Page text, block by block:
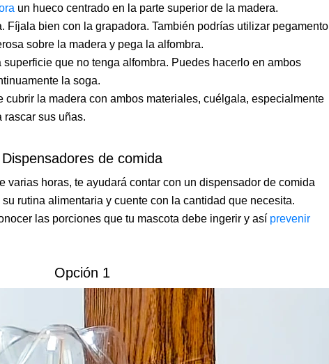
un hueco centrado en la parte superior de la madera.
Fíjala bien con la grapadora. También podrías utilizar pegamento
sobre la madera y pega la alfombra.
que no tenga alfombra. Puedes hacerlo en ambos
la soga.
cubrir la madera con ambos materiales, cuélgala, especialmente
rascar sus uñas.
Dispensadores de comida
varias horas, te ayudará contar con un dispensador de comida
rutina alimentaria y cuente con la cantidad que necesita.
las porciones que tu mascota debe ingerir y así prevenir
Opción 1